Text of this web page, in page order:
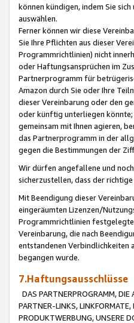
können kündigen, indem Sie
auswählen.
Ferner können wir diese
Sie Ihre Pflichten aus dieser
Programmrichtlinien) nicht
oder Haftungsansprüchen im
Partnerprogramm für
Amazon durch Sie oder Ihre
dieser Vereinbarung oder den
oder künftig unterliegen könnte;
gemeinsam mit Ihnen agieren,
das Partnerprogramm in der
gegen die Bestimmungen der
Wir dürfen angefallene und
sicherzustellen, dass der
Mit Beendigung dieser
eingeräumten Lizenzen/
Programmrichtlinien
Vereinbarung, die nach
entstandenen Verbindlichkeiten
begangen wurde.
7.Haftungsausschlüsse
DAS PARTNERPROGRAMM,
PARTNER-LINKS,
PRODUKTWERBUNG, UNSERE